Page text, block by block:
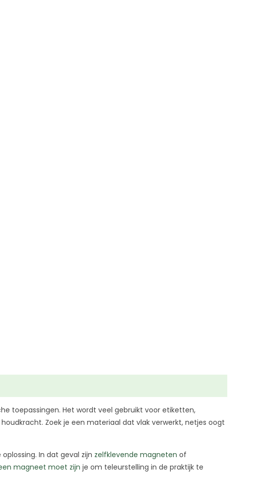
toepassingen. Het wordt veel gebruikt voor etiketten,
Zoek je een materiaal dat vlak verwerkt, netjes oogt
In dat geval zijn zelfklevende magneten of
magneet moet zijn je om teleurstelling in de praktijk te